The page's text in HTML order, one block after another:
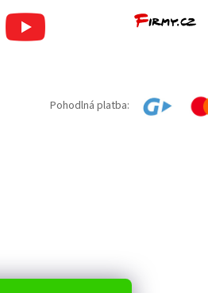
Pohodlná platba: